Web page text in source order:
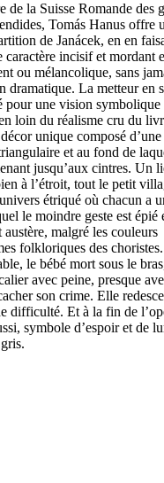
de la Suisse Romande des
Tomás Hanus offre
de Janácek, en en
caractère incisif et mordant
ou mélancolique, sans
dramatique. La metteur en
pour une vision symbolique
loin du réalisme cru du
unique composé
et au fond de
jusqu’aux cintres. Un
à l’étroit, tout le petit
étriqué où chacun a
le moindre geste est épié
malgré les couleurs
folkloriques des
le bébé mort sous le
avec peine, presque
son crime. Elle
difficulté. Et à la fin de
symbole d’espoir et de